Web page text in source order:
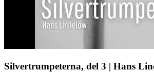
Silvertrumpeterna, del 3 | Hans